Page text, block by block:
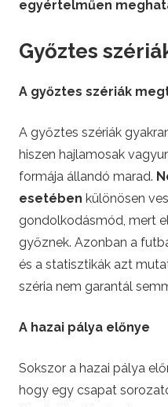
egyértelműen
Győztes
A győztes szériák
A győztes szériák
hiszen hajlamosak
formája állandó marad.
esetében különösen
gondolkodásmód, mert
győznek. Azonban a
és a statisztikák azt
széria nem garantál
A hazai pálya előnye
Sokszor a hazai pálya
hogy egy csapat